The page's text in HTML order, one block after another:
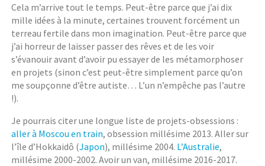
Cela m’arrive tout le temps. Peut-être parce que j’ai dix
mille idées à la minute, certaines trouvent forcément un
terreau fertile dans mon imagination. Peut-être parce que
j’ai horreur de laisser passer des rêves et de les voir
s’évanouir avant d’avoir pu essayer de les métamorphoser
en projets (sinon c’est peut-être simplement parce qu’on
me soupçonne d’être autiste… L’un n’empêche pas l’autre
!).
Je pourrais citer une longue liste de projets-obsessions :
aller à Moscou en train, obsession millésime 2013. Aller sur
l’île d’Hokkaidô (Japon), millésime 2004. L’Australie,
millésime 2000-2002. Avoir un van, millésime 2016-2017.